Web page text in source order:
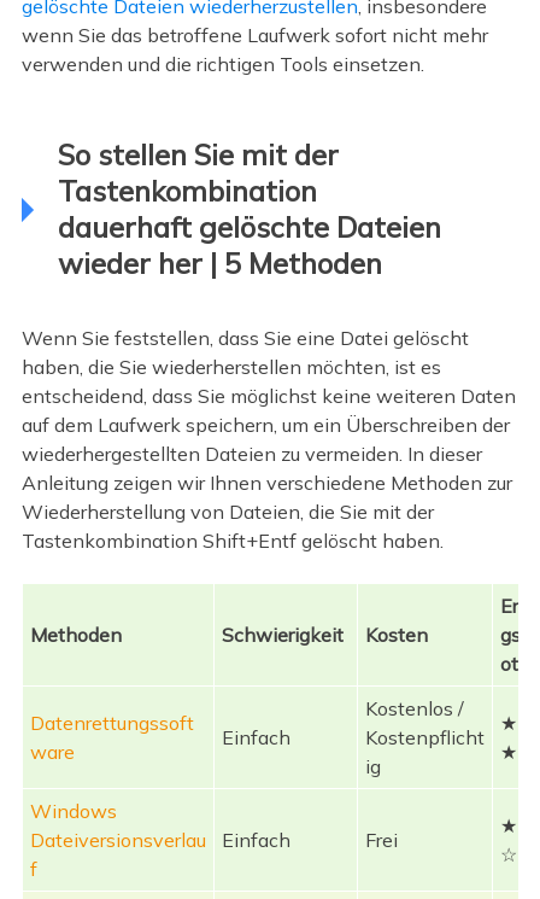
gelöschte Dateien wiederherzustellen, insbesondere
wenn Sie das betroffene Laufwerk sofort nicht mehr
verwenden und die richtigen Tools einsetzen.
So stellen Sie mit der
Tastenkombination
dauerhaft gelöschte Dateien
wieder her | 5 Methoden
Wenn Sie feststellen, dass Sie eine Datei gelöscht
haben, die Sie wiederherstellen möchten, ist es
entscheidend, dass Sie möglichst keine weiteren Daten
auf dem Laufwerk speichern, um ein Überschreiben der
wiederhergestellten Dateien zu vermeiden. In dieser
Anleitung zeigen wir Ihnen verschiedene Methoden zur
Wiederherstellung von Dateien, die Sie mit der
Tastenkombination Shift+Entf gelöscht haben.
Methoden Schwierigkeit Kosten
Erfol
gsqu
ote
Datenrettungssoft
ware
Einfach
Kostenlos /
Kostenpflicht
ig
★☆
Windows
Dateiversionsverlau
f
Einfach Frei
☆☆